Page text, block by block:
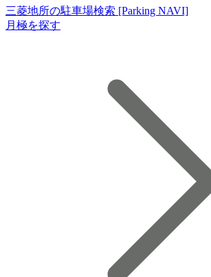
三菱地所の駐車場検索 [Parking NAVI]
月極を探す